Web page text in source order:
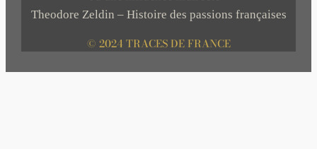
Theodore Zeldin – Histoire des passions françaises
© 2024 TRACES DE FRANCE